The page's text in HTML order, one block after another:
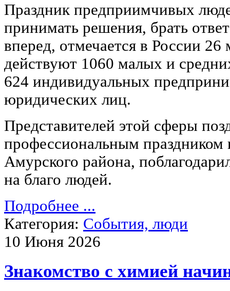
Праздник предприимчивых
принимать решения, брать
вперед, отмечается в России
действуют 1060 малых и
624 индивидуальных
юридических лиц.
Представителей этой сферы
профессиональным праздником
Амурского района,
на благо людей.
Подробнее ...
Категория: События, люди
10 Июня 2026
Знакомство с химией